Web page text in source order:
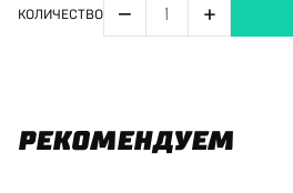
КОЛИЧЕСТВО − +
РЕКОМЕНДУЕМ